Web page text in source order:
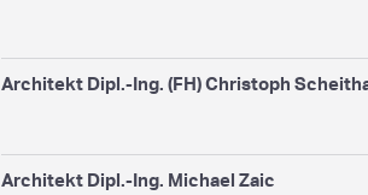
Architekt Dipl.-Ing. (FH) Christoph
Architekt Dipl.-Ing. Michael Zaic